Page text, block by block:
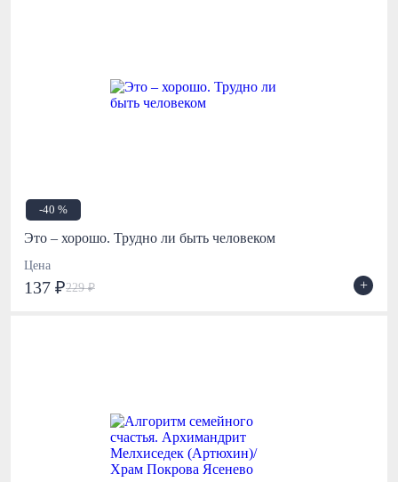
-40 %
Это – хорошо. Трудно ли быть человеком
Цена
137 ₽229 ₽ +